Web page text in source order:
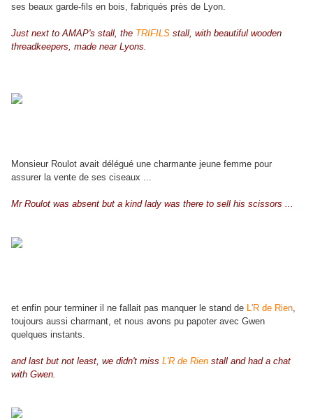
ses beaux garde-fils en bois, fabriqués près de Lyon.
Just next to AMAP's stall, the TRIFILS stall, with beautiful wooden
threadkeepers, made near Lyons.
Monsieur Roulot avait délégué une charmante jeune femme pour
assurer la vente de ses ciseaux ...
Mr Roulot was absent but a kind lady was there to sell his scissors ...
et enfin pour terminer il ne fallait pas manquer le stand de L'R de Rien,
toujours aussi charmant, et nous avons pu papoter avec Gwen
quelques instants.
and last but not least, we didn't miss L'R de Rien stall and had a chat
with Gwen.